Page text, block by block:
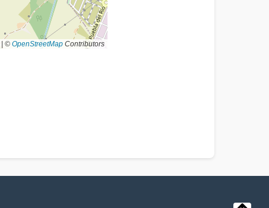
© OpenStreetMap Contributors